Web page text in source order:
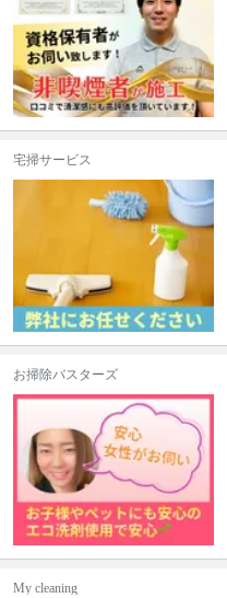
宅掃サービス
お掃除バスターズ
My cleaning